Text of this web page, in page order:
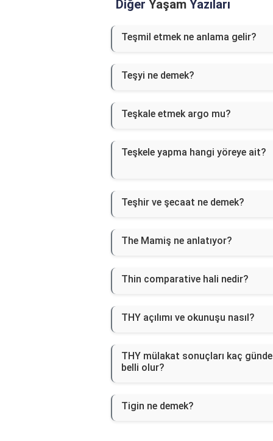
Diğer Yaşam Yazıları
Teşmil etmek ne anlama gelir?
Teşyi ne demek?
Teşkale etmek argo mu?
Teşkele yapma hangi yöreye ait?
Teşhir ve şecaat ne demek?
The Mamiş ne anlatıyor?
Thin comparative hali nedir?
THY açılımı ve okunuşu nasıl?
THY mülakat sonuçları kaç günde
belli olur?
Tigin ne demek?